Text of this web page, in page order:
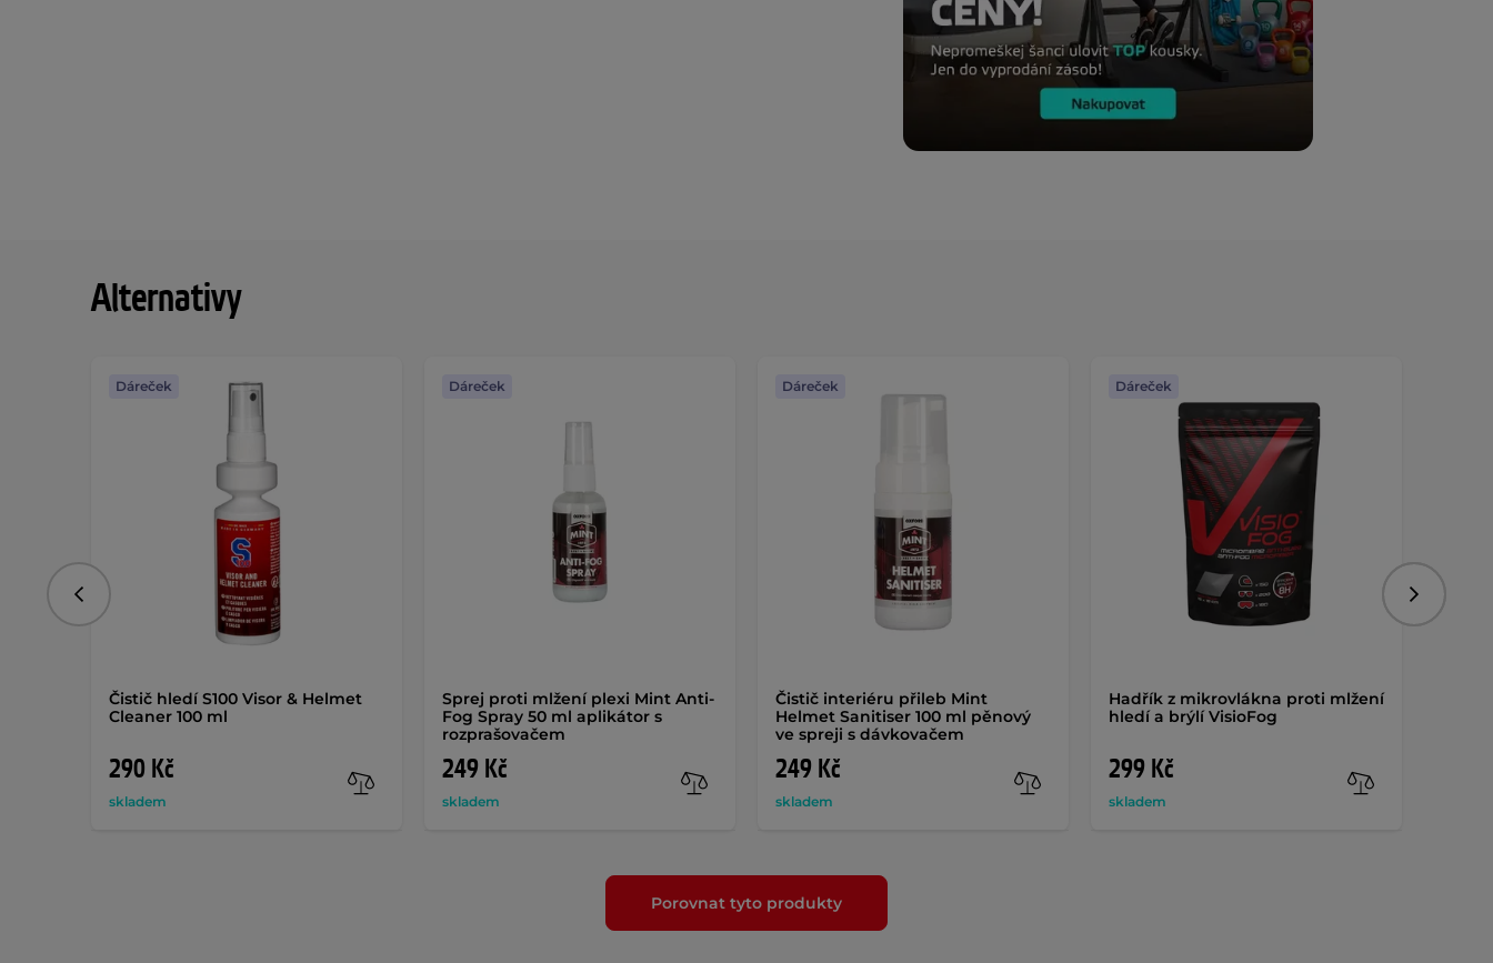
Alternativy
Čistič hledí S100 Visor & Helmet
Cleaner 100 ml
290 Kč
skladem
Dáreček
Sprej proti mlžení plexi Mint Anti-
Fog Spray 50 ml aplikátor s
rozprašovačem
249 Kč
skladem
Dáreček
Čistič interiéru přileb Mint
Helmet Sanitiser 100 ml pěnový
ve spreji s dávkovačem
249 Kč
skladem
Dáreček
Hadřík z mikrovlákna proti mlžení
hledí a brýlí VisioFog
299 Kč
skladem
Dáreček
Předchozí
Porovnat tyto produkty